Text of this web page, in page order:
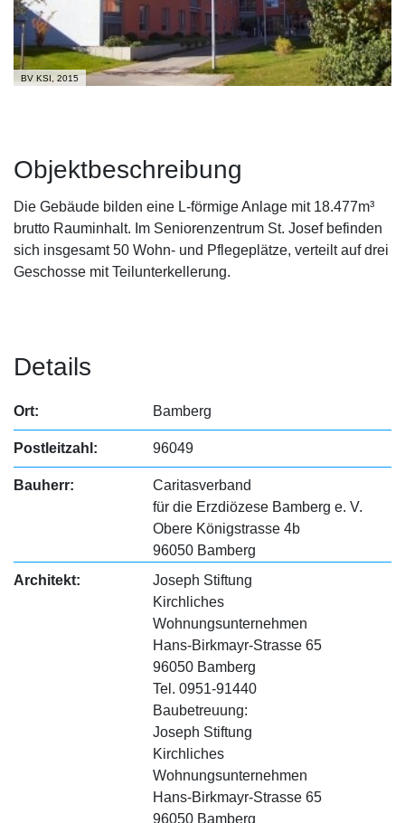
BV KSI, 2015
Objektbeschreibung
Die Gebäude bilden eine L-förmige Anlage mit 18.477m³
brutto Rauminhalt. Im Seniorenzentrum St. Josef befinden
sich insgesamt 50 Wohn- und Pflegeplätze, verteilt auf drei
Geschosse mit Teilunterkellerung.
Details
Ort: Bamberg
Postleitzahl: 96049
Bauherr:
Caritasverband
für die Erzdiözese Bamberg e. V.
Obere Königstrasse 4b
96050 Bamberg
Architekt:
Joseph Stiftung
Kirchliches
Wohnungsunternehmen
Hans-Birkmayr-Strasse 65
96050 Bamberg
Tel. 0951-91440
Baubetreuung:
Joseph Stiftung
Kirchliches
Wohnungsunternehmen
Hans-Birkmayr-Strasse 65
96050 Bamberg